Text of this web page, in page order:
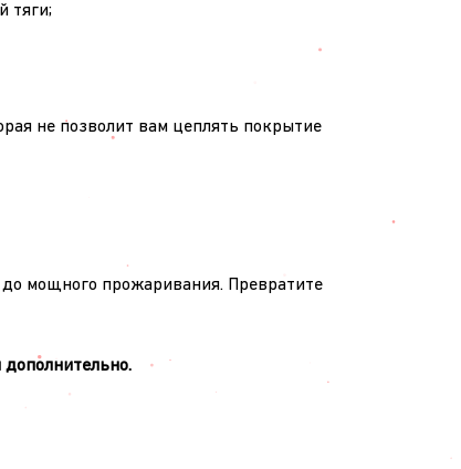
тяги;
не позволит вам цеплять покрытие
до мощного прожаривания. Превратите
дополнительно.